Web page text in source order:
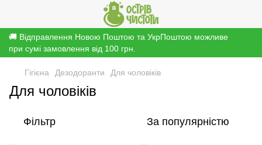
🚚 Відправлення Новою Поштою та УкрПоштою можливе
при сумі замовлення від 100 грн.
Гігієна Дезодоранти Для чоловіків
Для чоловіків
Фільтр За популярністю